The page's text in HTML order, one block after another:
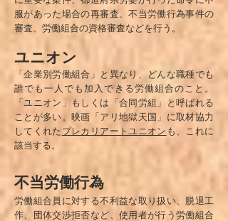
ユニオン
服があった場合の再審査、不当労働行為事件の
審査、労働組合の資格審査などを行う。
「企業別労働組合」と異なり、どんな職種でも
誰でも一人でも加入できる労働組合のこと。
「ユニオン」もしくは「合同労組」と呼ばれる
ことが多い。映画「アリ地獄天国」に取材協力
してくれた プレカリアートユニオン も、これに
該当する。
不当労働行為
労働組合員に対する不利益な取り扱い、脱退工
作、団体交渉拒否など、使用者が行う労働組合